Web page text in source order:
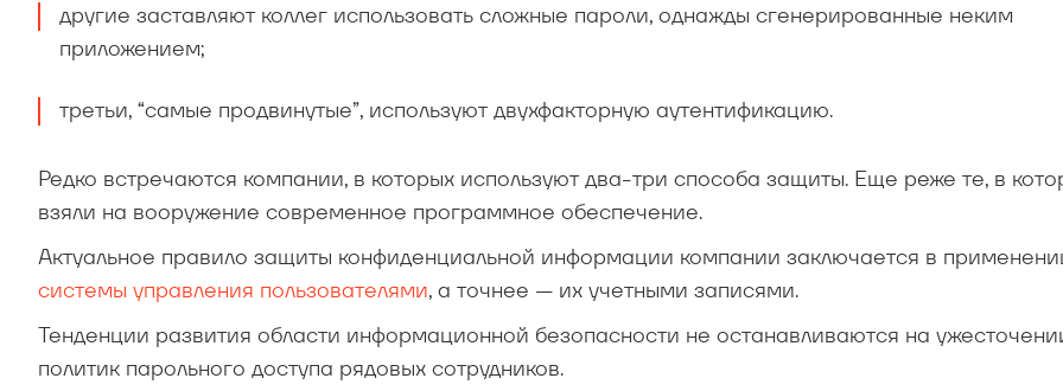
другие заставляют коллег использовать сложные пароли, однажды сгенерированные неким
приложением;
третьи, “самые продвинутые”, используют двухфакторную аутентификацию.
Редко встречаются компании, в которых используют два-три способа защиты. Еще реже те, в
взяли на вооружение современное программное обеспечение.
Актуальное правило защиты конфиденциальной информации компании заключается в
системы управления пользователями, а точнее — их учетными записями.
Тенденции развития области информационной безопасности не останавливаются на
политик парольного доступа рядовых сотрудников.